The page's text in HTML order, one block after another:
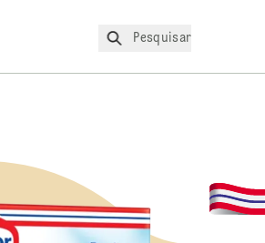
Pesquisar